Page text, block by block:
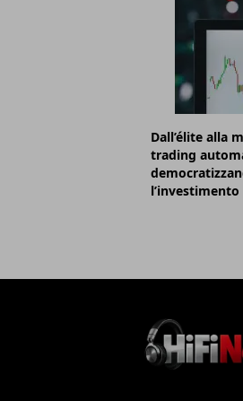
Dall’élite alla
trading
l’investimento